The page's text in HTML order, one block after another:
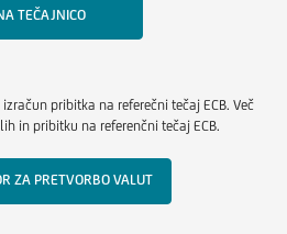
TEČAJNICO
pribitka na referečni tečaj ECB. Več
in pribitku na referenčni tečaj ECB.
ZA PRETVORBO VALUT